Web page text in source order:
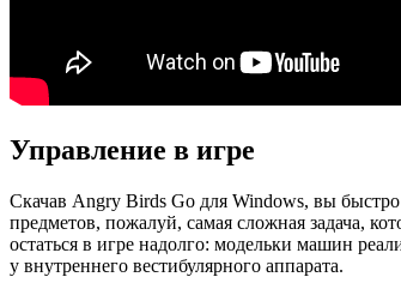
Управление в игре
Скачав Angry Birds Go для Windows, вы быстро
предметов, пожалуй, самая сложная задача,
остаться в игре надолго: модельки машин
у внутреннего вестибулярного аппарата.